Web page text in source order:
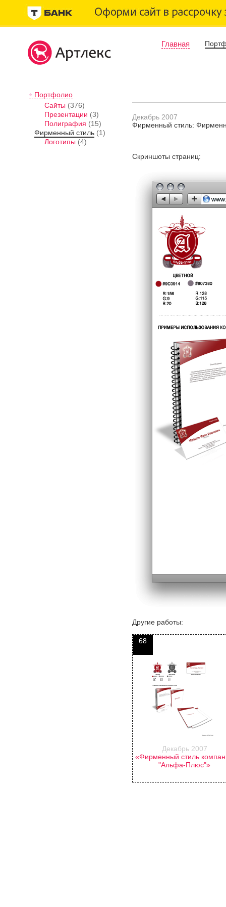
Главная
Портфолио
Сайты (376)
Презентации (3)
Полиграфия (15)
Фирменный стиль (1)
Логотипы (4)
Декабрь 2007
Фирменный стиль:
Скриншоты страниц:
Другие работы:
68
Декабрь 2007
«Фирменный стиль
"Альфа-Плюс"»